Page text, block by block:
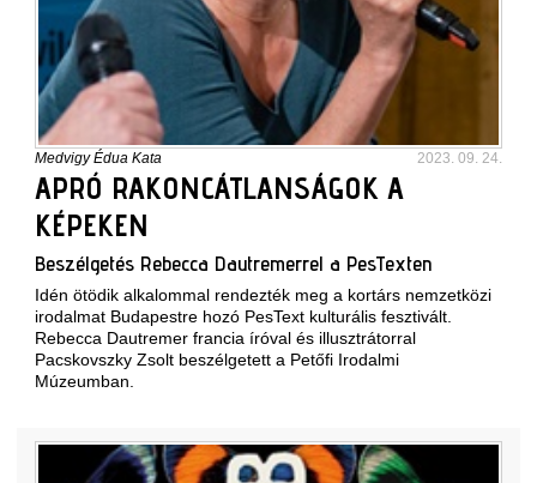
Medvigy Édua Kata 2023. 09. 24.
APRÓ RAKONCÁTLANSÁGOK A
KÉPEKEN
Beszélgetés Rebecca Dautremerrel a PesTexten
Idén ötödik alkalommal rendezték meg a kortárs nemzetközi
irodalmat Budapestre hozó PesText kulturális fesztivált.
Rebecca Dautremer francia íróval és illusztrátorral
Pacskovszky Zsolt beszélgetett a Petőfi Irodalmi
Múzeumban.